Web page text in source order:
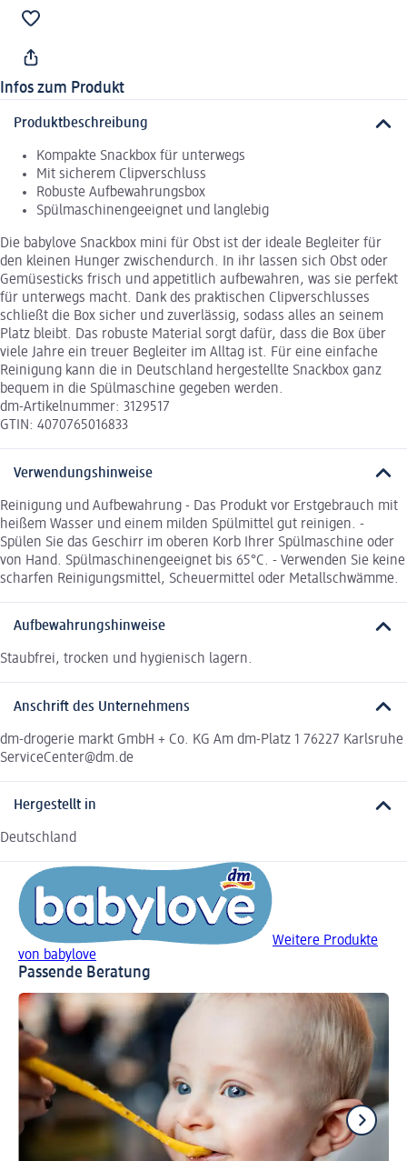
Infos zum Produkt
Produktbeschreibung
Kompakte Snackbox für unterwegs
Mit sicherem Clipverschluss
Robuste Aufbewahrungsbox
Spülmaschinengeeignet und langlebig
Die babylove Snackbox mini für Obst ist der ideale Begleiter für
den kleinen Hunger zwischendurch. In ihr lassen sich Obst oder
Gemüsesticks frisch und appetitlich aufbewahren, was sie perfekt
für unterwegs macht. Dank des praktischen Clipverschlusses
schließt die Box sicher und zuverlässig, sodass alles an seinem
Platz bleibt. Das robuste Material sorgt dafür, dass die Box über
viele Jahre ein treuer Begleiter im Alltag ist. Für eine einfache
Reinigung kann die in Deutschland hergestellte Snackbox ganz
bequem in die Spülmaschine gegeben werden.
dm-Artikelnummer: 3129517
GTIN: 4070765016833
Verwendungshinweise
Reinigung und Aufbewahrung - Das Produkt vor Erstgebrauch mit
heißem Wasser und einem milden Spülmittel gut reinigen. -
Spülen Sie das Geschirr im oberen Korb Ihrer Spülmaschine oder
von Hand. Spülmaschinengeeignet bis 65°C. - Verwenden Sie keine
scharfen Reinigungsmittel, Scheuermittel oder Metallschwämme.
Aufbewahrungshinweise
Staubfrei, trocken und hygienisch lagern.
Anschrift des Unternehmens
dm-drogerie markt GmbH + Co. KG Am dm-Platz 1 76227 Karlsruhe
ServiceCenter@dm.de
Hergestellt in
Deutschland
Weitere Produkte
von babylove
Passende Beratung